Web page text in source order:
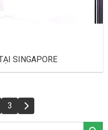
SINGAPORE
3